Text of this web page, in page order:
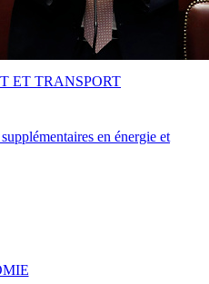
en énergie et
ET TRANSPORT